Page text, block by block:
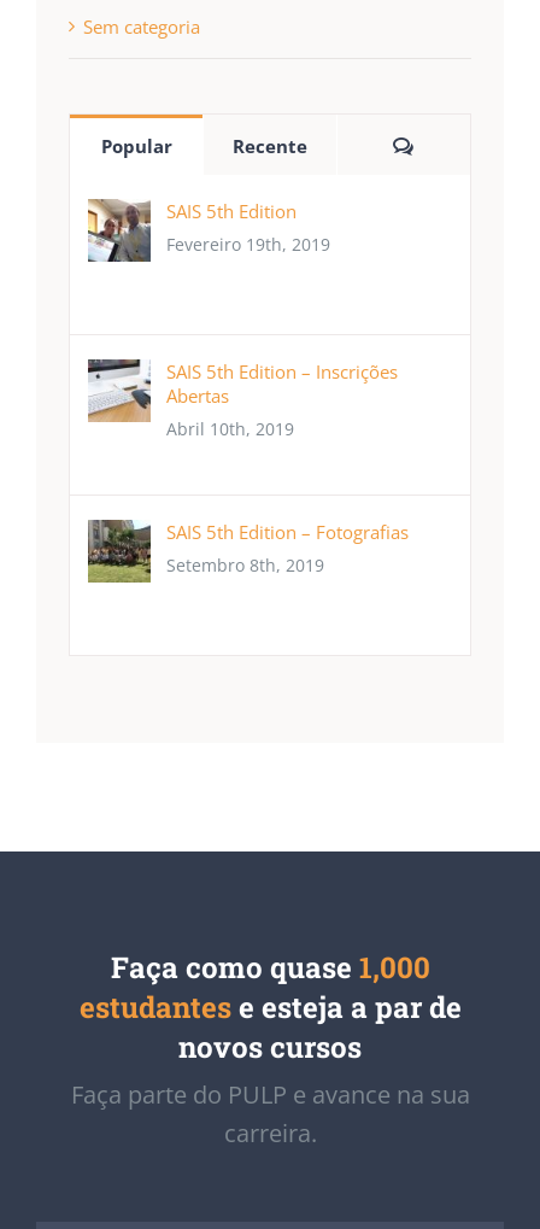
Sem categoria
Popular Recente Comentários
SAIS 5th Edition
Fevereiro 19th, 2019
SAIS 5th Edition – Inscrições
Abertas
Abril 10th, 2019
SAIS 5th Edition – Fotografias
Setembro 8th, 2019
Faça como quase 1,000
estudantese esteja a par de
novos cursos
Faça parte do PULP e avance na sua
carreira.